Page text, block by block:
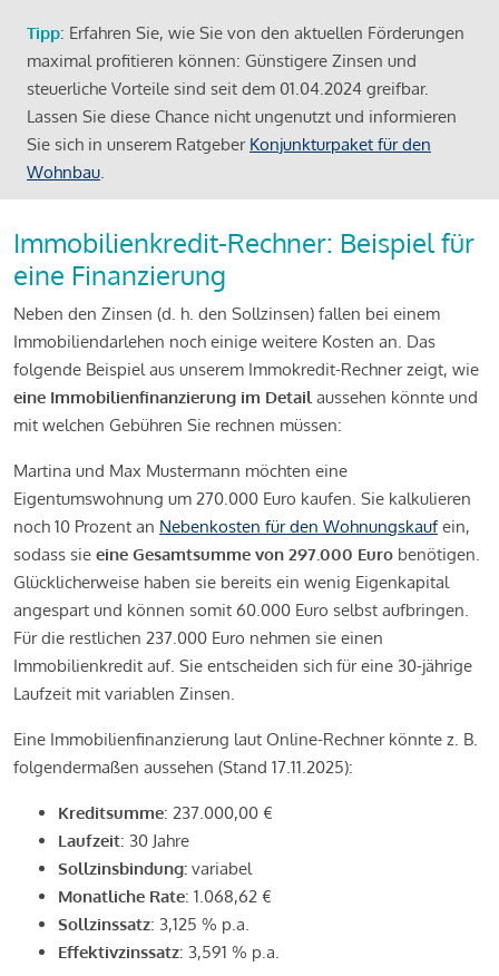
Tipp: Erfahren Sie, wie Sie von den aktuellen Förderungen
maximal profitieren können: Günstigere Zinsen und
steuerliche Vorteile sind seit dem 01.04.2024 greifbar.
Lassen Sie diese Chance nicht ungenutzt und informieren
Sie sich in unserem Ratgeber Konjunkturpaket für den
Wohnbau.
Immobilienkredit-Rechner: Beispiel für
eine Finanzierung
Neben den Zinsen (d. h. den Sollzinsen) fallen bei einem
Immobiliendarlehen noch einige weitere Kosten an. Das
folgende Beispiel aus unserem Immokredit-Rechner zeigt, wie
eine Immobilienfinanzierung im Detail aussehen könnte und
mit welchen Gebühren Sie rechnen müssen:
Martina und Max Mustermann möchten eine
Eigentumswohnung um 270.000 Euro kaufen. Sie kalkulieren
noch 10 Prozent an Nebenkosten für den Wohnungskaufein,
sodass sie eine Gesamtsumme von 297.000 Euro benötigen.
Glücklicherweise haben sie bereits ein wenig Eigenkapital
angespart und können somit 60.000 Euro selbst aufbringen.
Für die restlichen 237.000 Euro nehmen sie einen
Immobilienkredit auf. Sie entscheiden sich für eine 30-jährige
Laufzeit mit variablen Zinsen.
Eine Immobilienfinanzierung laut Online-Rechner könnte z. B.
folgendermaßen aussehen (Stand 17.11.2025):
Kreditsumme: 237.000,00 €
Laufzeit: 30 Jahre
Sollzinsbindung: variabel
Monatliche Rate: 1.068,62 €
Sollzinssatz: 3,125 % p.a.
Effektivzinssatz: 3,591 % p.a.